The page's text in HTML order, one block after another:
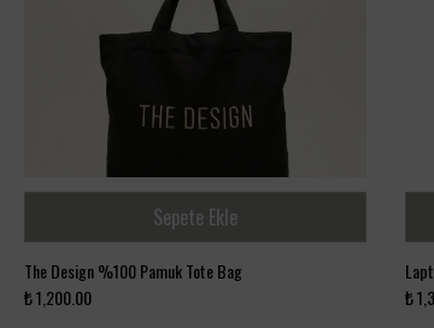
Sepete Ekle
The Design %100 Pamuk Tote Bag
₺ 1,200.00
₺